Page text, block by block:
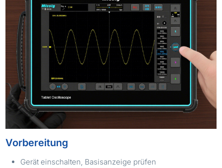
Vorbereitung
Gerät einschalten, Basisanzeige prüfen